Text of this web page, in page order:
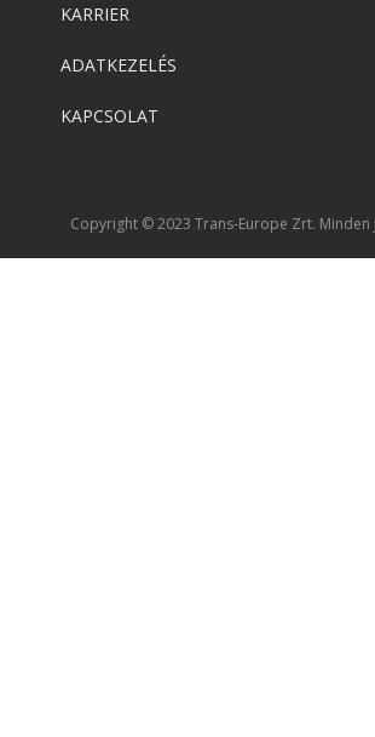
KARRIER
ADATKEZELÉS
KAPCSOLAT
Copyright © 2023 Trans-Europe Zrt.